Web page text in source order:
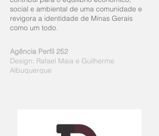
social e ambiental de uma comunidade e
revigora a identidade de Minas Gerais
como um todo.
Agência Perfil 252
Design: Rafael Maia e Guilherme
Albuquerque